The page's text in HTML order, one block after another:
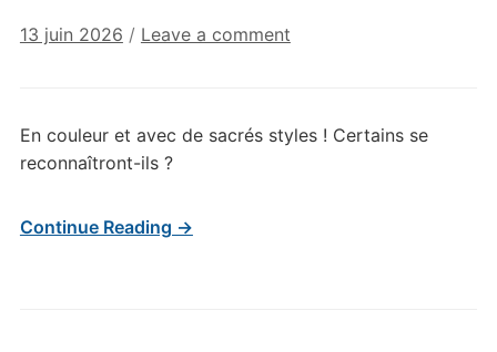
13 juin 2026 / Leave a comment
En couleur et avec de sacrés styles ! Certains se
reconnaîtront-ils ?
Continue Reading →